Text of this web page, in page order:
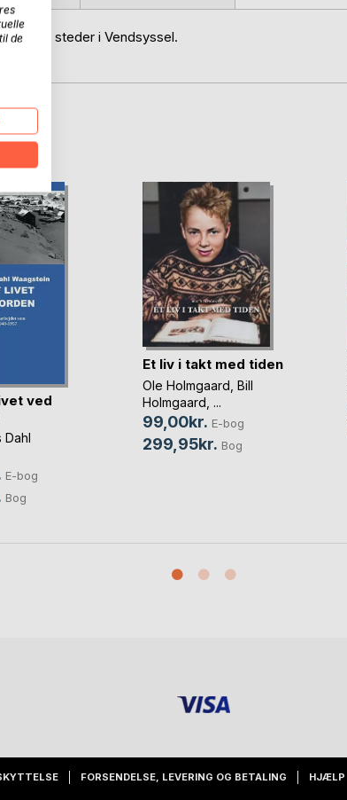
steder i Vendsyssel.
ved
Dahl
E-bog
Bog
Et liv i takt med tiden
Ole Holmgaard Bill
Holmgaard , ...
99,00kr. E-bog
299,95kr. Bog
FORSENDELSE, LEVERING OG BETALING HJÆLP
de